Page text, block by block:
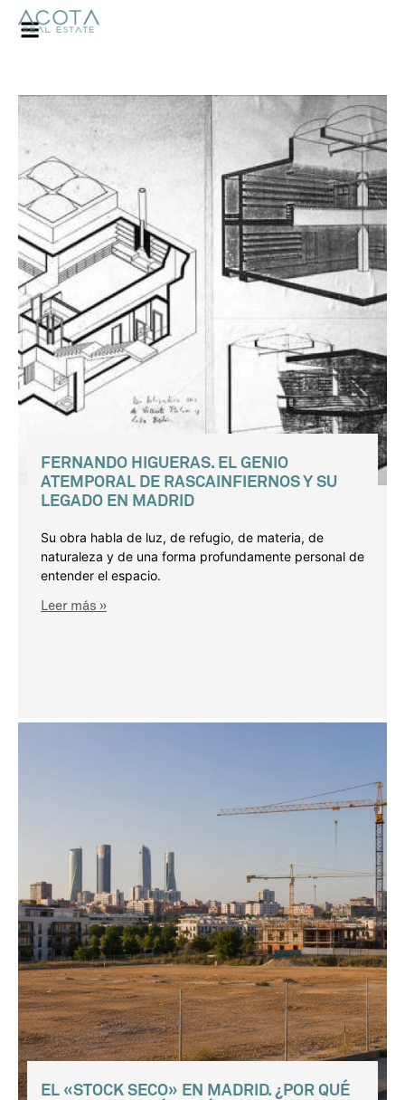
FERNANDO HIGUERAS. EL GENIO
ATEMPORAL DE RASCAINFIERNOS Y SU
LEGADO EN MADRID
Su obra habla de luz, de refugio, de materia, de
naturaleza y de una forma profundamente personal de
entender el espacio.
Leer más »
EL «STOCK SECO» EN MADRID. ¿POR QUÉ